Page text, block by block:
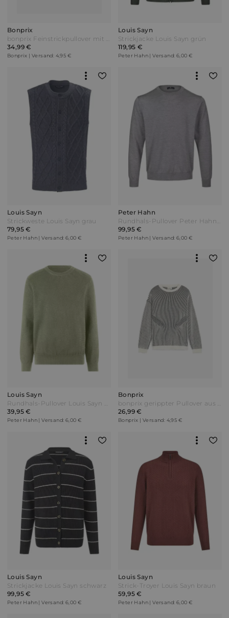
Bonprix
bonprix Feinstrickpullover mit edler Merinowolle Rot
34,99 €
Bonprix | Versand: 4,95 €
Louis Sayn
Strickjacke Louis Sayn grün
119,95 €
Peter Hahn | Versand: 6,00 €
Louis Sayn
Strickweste Louis Sayn grau
79,95 €
Peter Hahn | Versand: 6,00 €
Peter Hahn
Rundhals-Pullover Peter Hahn grau
99,95 €
Peter Hahn | Versand: 6,00 €
Louis Sayn
Rundhals-Pullover Louis Sayn grün
39,95 €
Peter Hahn | Versand: 6,00 €
Bonprix
bonprix gerippter Pullover aus Baumwoll-Mix Schwarz
26,99 €
Bonprix | Versand: 4,95 €
Louis Sayn
Strickjacke Louis Sayn schwarz
99,95 €
Peter Hahn | Versand: 6,00 €
Louis Sayn
Strick-Troyer Louis Sayn braun
59,95 €
Peter Hahn | Versand: 6,00 €